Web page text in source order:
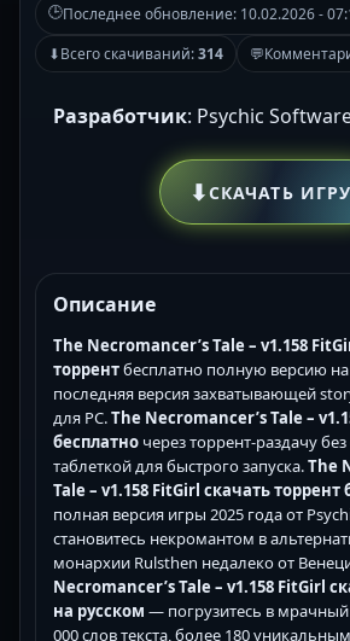
🕒Последнее обновление: 10.02.2026 -
⬇Всего скачиваний:314 💬
Разработчик: Psychic
⬇СКАЧАТЬ ИГРУ
Описание
The Necromancer’s Tale – v1.158
торрентбесплатно полную версию
последняя версия захватывающей
для PC.The Necromancer’s Tale –
бесплатно через торрент-раздачу
таблеткой для быстрого запуска.The
Tale – v1.158 FitGirl скачать торрент
полная версия игры 2025 года от
становитесь некромантом в
монархии Rulsthen недалеко от
Necromancer’s Tale – v1.158 FitGirl
на русском — погрузитесь в мрачный
000 слов текста, более 180